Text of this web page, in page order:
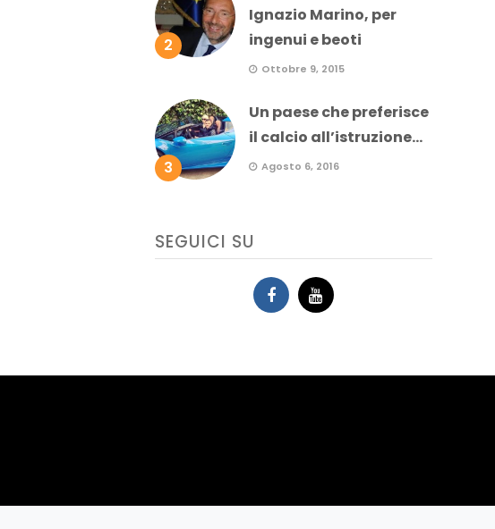
2
Ignazio Marino, per
ingenui e beoti
Ottobre 9, 2015
3
Un paese che preferisce
il calcio all’istruzione...
Agosto 6, 2016
SEGUICI SU